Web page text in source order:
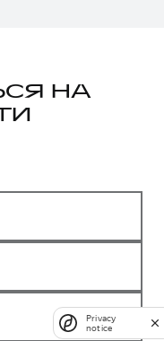
НА
Privacy
notice